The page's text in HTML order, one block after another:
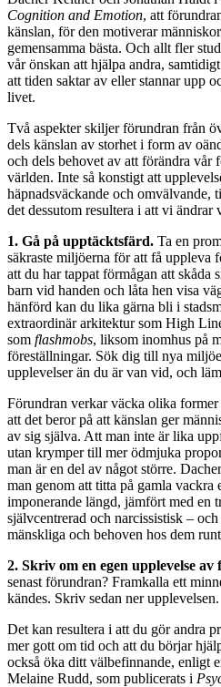
Cognition and Emotion, att
känslan, för den motiverar
gemensamma bästa. Och allt fler
vår önskan att hjälpa andra,
att tiden saktar av eller stannar upp
livet.
Två aspekter skiljer förundran från
dels känslan av storhet i form av
och dels behovet av att förändra vår
världen. Inte så konstigt att
häpnadsväckande och omvälvande,
det dessutom resultera i att vi ändrar
1. Gå på upptäcktsfärd. Ta en
säkraste miljöerna för att få uppleva
att du har tappat förmågan att skåda
barn vid handen och låta hen visa
hänförd kan du lika gärna bli i
extraordinär arkitektur som High
som flashmobs, liksom inomhus på
föreställningar. Sök dig till nya
upplevelser än du är van vid, och
Förundran verkar väcka olika
att det beror på att känslan ger
av sig själva. Att man inte är lika
utan krymper till mer ödmjuka
man är en del av något större.
man genom att titta på gamla vackra
imponerande längd, jämfört med en
självcentrerad och narcissistisk –
mänskliga och behoven hos dem
2. Skriv om en egen upplevelse
senast förundran? Framkalla ett
kändes. Skriv sedan ner upplevelsen.
Det kan resultera i att du gör andra
mer gott om tid och att du börjar
också öka ditt välbefinnande, enligt
Melaine Rudd, som publicerats i